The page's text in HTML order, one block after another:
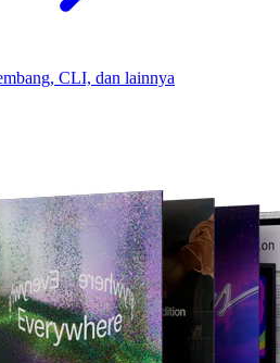
CLI, dan lainnya